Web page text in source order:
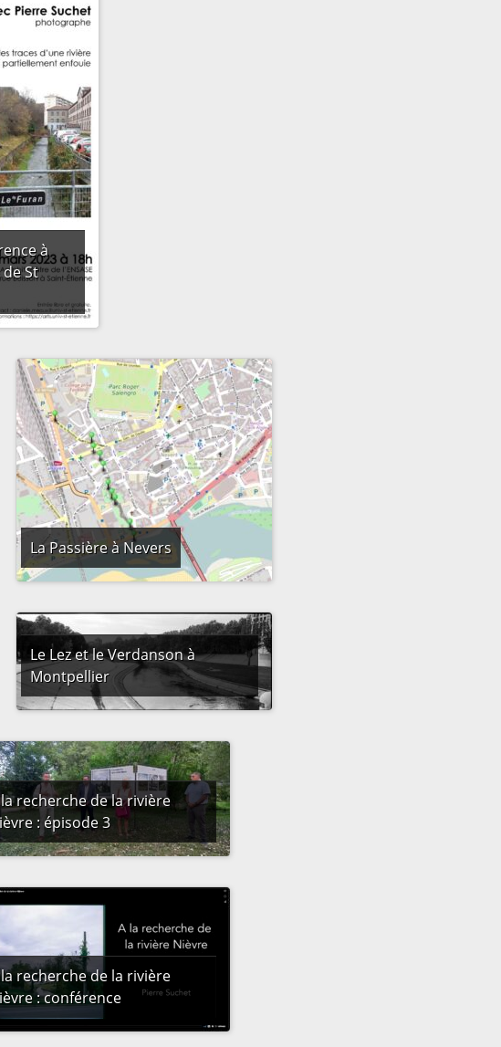
à
de St
La Passière à Nevers
Le Lez et le Verdanson à
Montpellier
recherche de la rivière
: épisode 3
recherche de la rivière
: conférence